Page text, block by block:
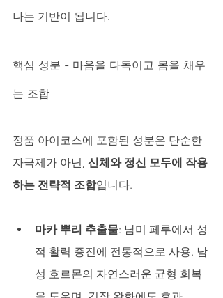
나는 기반이 됩니다.
핵심 성분 - 마음을 다독이고 몸을 채우
는 조합
정품 아이코스에 포함된 성분은 단순한
자극제가 아닌, 신체와 정신 모두에 작용
하는 전략적 조합입니다.
마카 뿌리 추출물: 남미 페루에서 성
적 활력 증진에 전통적으로 사용. 남
성 호르몬의 자연스러운 균형 회복